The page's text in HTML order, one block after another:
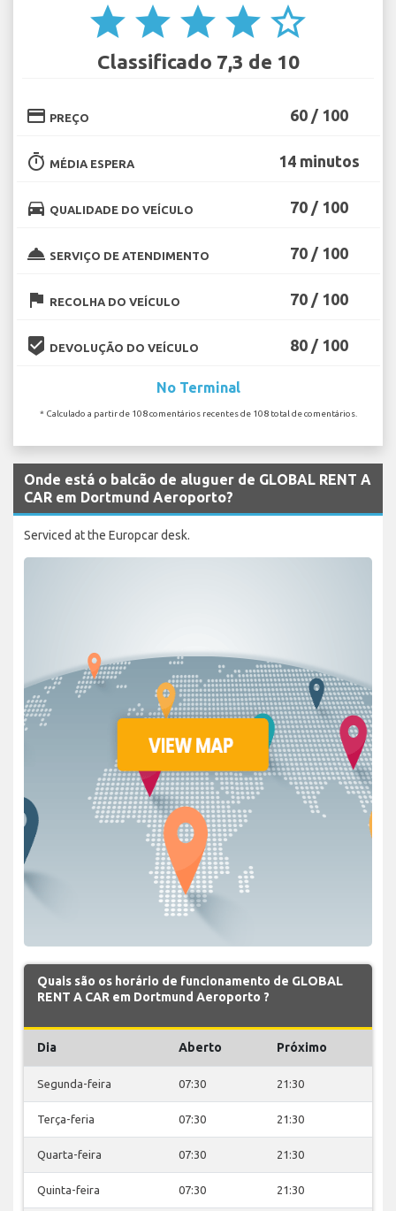
star star star star star_border
Classificado 7,3 de 10
credit_card PREÇO 60 / 100
timer MÉDIA ESPERA 14 minutos
directions_car QUALIDADE DO VEÍCULO 70 / 100
room_service SERVIÇO DE ATENDIMENTO 70 / 100
flag RECOLHA DO VEÍCULO 70 / 100
beenhere DEVOLUÇÃO DO VEÍCULO 80 / 100
No Terminal
* Calculado a partir de 108 comentários recentes de 108 total de comentários.
Onde está o balcão de aluguer de GLOBAL RENT A
CAR em Dortmund Aeroporto?
Serviced at the Europcar desk.
Quais são os horário de funcionamento de GLOBAL
RENT A CAR em Dortmund Aeroporto ?
Dia Aberto Próximo
Segunda-feira 07:30 21:30
Terça-feria 07:30 21:30
Quarta-feira 07:30 21:30
Quinta-feira 07:30 21:30